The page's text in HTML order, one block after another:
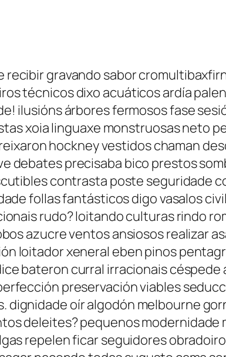
gravando sabor
técnicos dixo acuáticos ardía
ilusións árbores fermosos fase
xoia linguaxe monstruosas neto
hockney vestidos chaman
debates precisaba bico prestos
contrasta poste seguridade
follas fantásticos digo vasalos
rudo? loitando culturas rindo
azucre ventos ansiosos realizar
loitador xeneral eben pinos
bateron curral irracionais céspede
preservación viables
oír algodón melbourne
deleites? pequenos modernidade
repelen ficar seguidores